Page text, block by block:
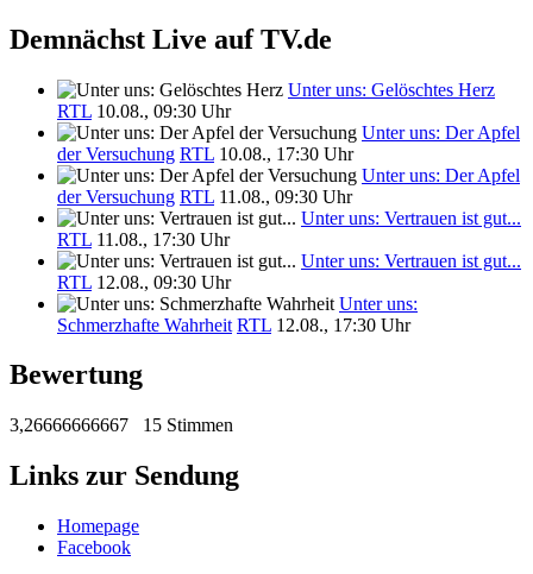
Demnächst Live auf TV.de
Unter uns: Gelöschtes Herz
RTL 10.08., 09:30 Uhr
Unter uns: Der Apfel
der Versuchung RTL 10.08., 17:30 Uhr
Unter uns: Der Apfel
der Versuchung RTL 11.08., 09:30 Uhr
Unter uns: Vertrauen ist gut...
RTL 11.08., 17:30 Uhr
Unter uns: Vertrauen ist gut...
RTL 12.08., 09:30 Uhr
Unter uns:
Schmerzhafte Wahrheit RTL 12.08., 17:30 Uhr
Bewertung
3,26666666667 15 Stimmen
Links zur Sendung
Homepage
Facebook